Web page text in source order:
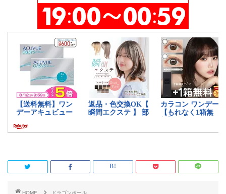
HOME
ドラゴンボール